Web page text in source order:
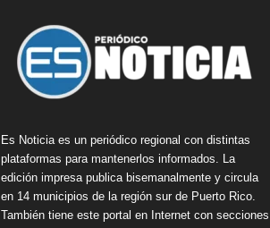
Es Noticia es un periódico regional con distintas
plataformas para mantenerlos informados. La
edición impresa publica bisemanalmente y circula
en 14 municipios de la región sur de Puerto Rico.
También tiene este portal en Internet con secciones